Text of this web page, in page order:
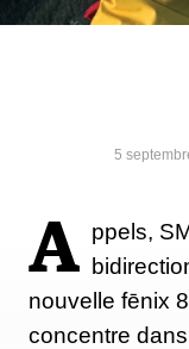
5
A ppels,
nouvelle fēnix
concentre